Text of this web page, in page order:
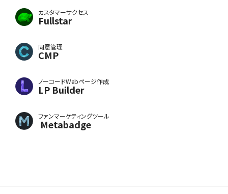
カスタマーサクセス
Fullstar
同意管理
CMP
ノーコードWebページ作成
LP Builder
ファンマーケティングツール
Metabadge